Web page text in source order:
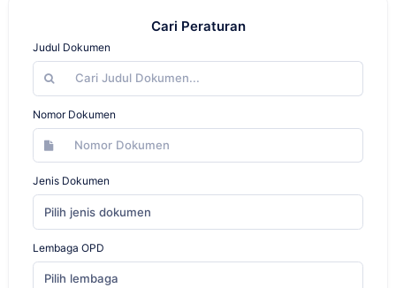
Cari Peraturan
Judul Dokumen
Nomor Dokumen
Jenis Dokumen
Pilih jenis dokumen
Lembaga OPD
Pilih lembaga